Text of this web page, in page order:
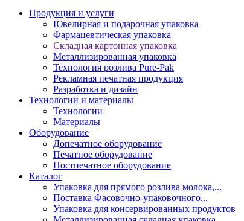
Продукция и услуги
Ювелирная и подарочная упаковка
Фармацевтическая упаковка
Складная картонная упаковка
Металлизированная упаковка
Технология розлива Pure-Pak
Рекламная печатная продукция
Разработка и дизайн
Технологии и материалы
Технологии
Материалы
Оборудование
Допечатное оборудование
Печатное оборудование
Постпечатное оборудование
Каталог
Упаковка для прямого розлива молока,...
Поставка Фасовочно-упаковочного...
Упаковка для консервированных продуктов